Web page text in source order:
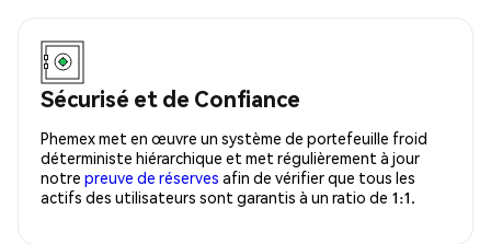
Sécurisé et de Confiance
Phemex met en œuvre un système de portefeuille froid
déterministe hiérarchique et met régulièrement à jour
notre preuve de réserves afin de vérifier que tous les
actifs des utilisateurs sont garantis à un ratio de 1:1.